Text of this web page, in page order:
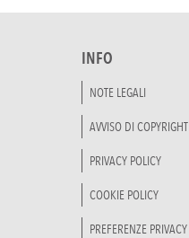
INFO
NOTE LEGALI
AVVISO DI COPYRIGHT
PRIVACY POLICY
COOKIE POLICY
PREFERENZE PRIVACY